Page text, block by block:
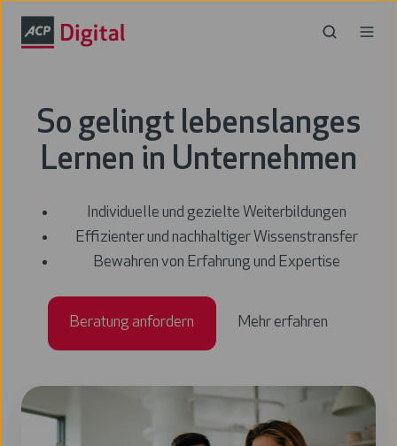
So gelingt lebenslanges
Lernen in Unternehmen
Individuelle und gezielte Weiterbildungen
Effizienter und nachhaltiger Wissenstransfer
Bewahren von Erfahrung und Expertise
Beratung anfordern Mehr erfahren